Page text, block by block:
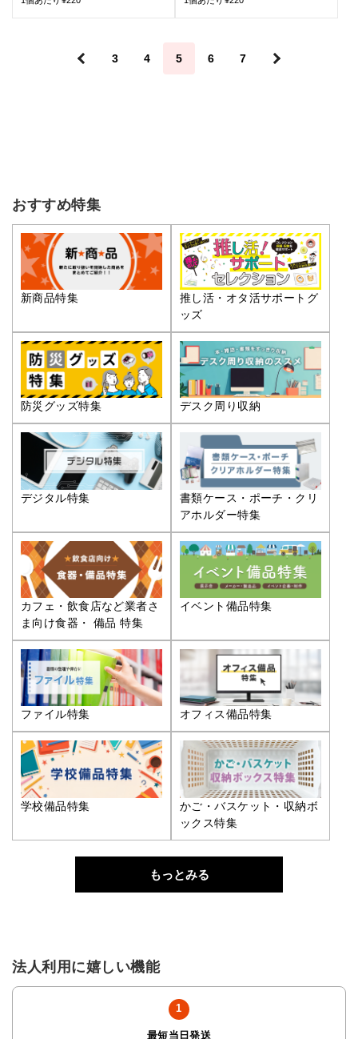
＜ 3 4 5 6 7 ＞
おすすめ特集
新商品特集
推し活・オタ活サポートグ
ッズ
防災グッズ特集 デスク周り収納
デジタル特集
書類ケース・ポーチ・クリ
アホルダー特集
カフェ・飲食店など業者さ
ま向け食器・ 備品 特集
イベント備品特集
ファイル特集 オフィス備品特集
学校備品特集
かご・バスケット・収納ボ
ックス特集
もっとみる
法人利用に嬉しい機能
最短当日発送